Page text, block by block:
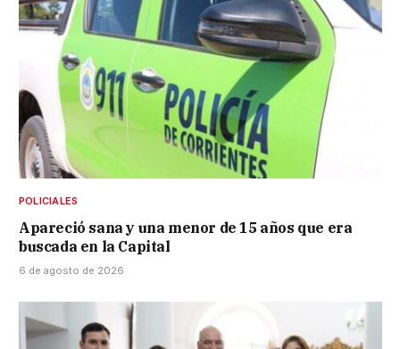
POLICIALES
Apareció sana y una menor de 15 años que era
buscada en la Capital
6 de agosto de 2026